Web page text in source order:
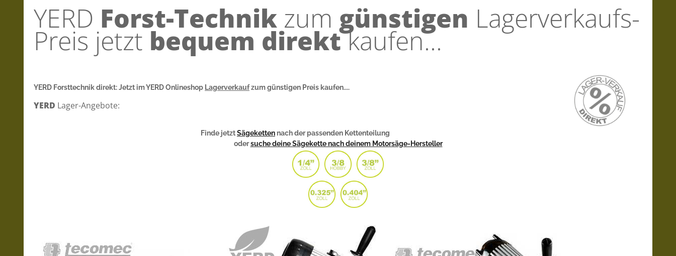
YERD Forst-Technik zum günstigen Lagerverkaufs-
Preis jetzt bequem direktkaufen...
YERD Forsttechnik direkt: Jetzt im YERD Onlineshop Lagerverkaufzum günstigen Preis kaufen....
YERD Lager-Angebote:
Finde jetztSägeketten nach der passenden Kettenteilung
odersuche deine Sägekette nach deinem Motorsäge-Hersteller